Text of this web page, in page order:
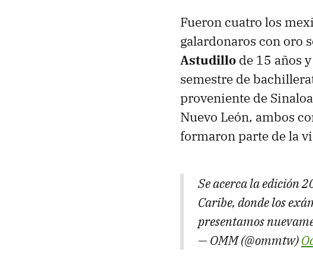
Fueron cuatro los
galardonaros con oro
Astudillo de 15 años
semestre de
proveniente de
Nuevo León, ambos
formaron parte de la
Se acerca la edición
Caribe, donde los
presentamos
— OMM (@ommtw)